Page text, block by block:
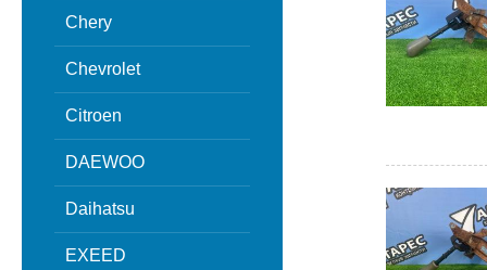
Chery
Chevrolet
Citroen
DAEWOO
Daihatsu
EXEED